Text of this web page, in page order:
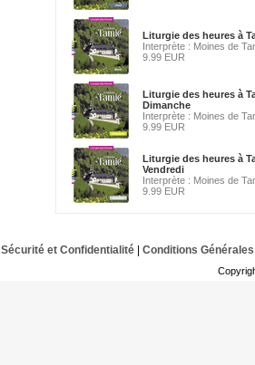
Liturgie des heures à
Interprète : Moines de
9.99 EUR
Liturgie des heures à
Dimanche
Interprète : Moines de
9.99 EUR
Liturgie des heures à
Vendredi
Interprète : Moines de
9.99 EUR
Sécurité et Confidentialité| Conditions Générales